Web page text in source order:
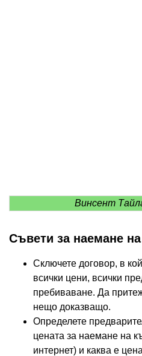
Винсент
Съвети за наемане
Сключете договор, в
всички цени, всички
пребиваване. Да
нещо доказващо.
Определете
цената за наемане на
интернет) и каква е